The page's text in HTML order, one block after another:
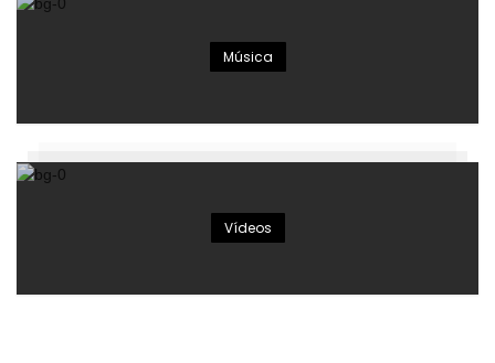
Música
Vídeos